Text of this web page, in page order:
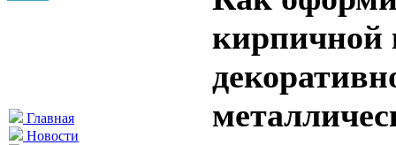
Главная
Новости
кирпичной